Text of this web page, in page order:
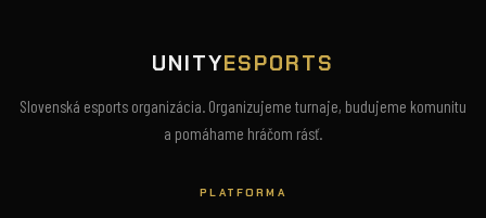
UNITYESPORTS
Slovenská esports organizácia. Organizujeme turnaje, budujeme komunitu
a pomáhame hráčom rásť.
PLATFORMA